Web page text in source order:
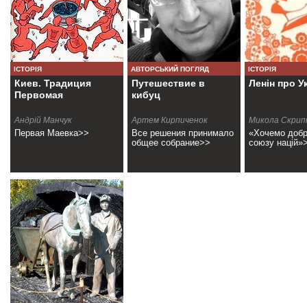
ІСТОРІЯ
Киев. Традиция
Первомая
Андрій Манчук
Первая Маевка>>
АВТОРСЬКИЙ ПОГЛЯД
Путешествие в
кибуц
Артем Кирпиченок
Все решения принимало
общее собрание>>
ІСТОРІЯ
Ленін про
Микола
«Хочемо
союзу